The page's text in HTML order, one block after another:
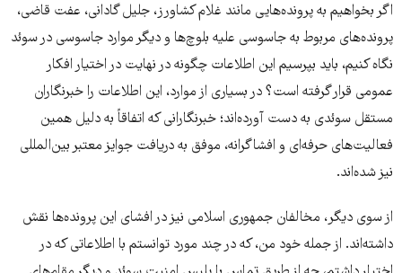
اگر بخواهیم به پرونده‌هایی مانند غلام کشاورز، جلیل گادانی، عفت قاضی،
پرونده‌های مربوط به جاسوسی علیه بلوچ‌ها و دیگر موارد جاسوسی در سوئد
نگاه کنیم، باید بپرسیم این اطلاعات چگونه در نهایت در اختیار افکار
عمومی قرار گرفته است؟ در بسیاری از موارد، این اطلاعات را خبرنگاران
مستقل سوئدی به دست آورده‌اند؛ خبرنگارانی که اتفاقاً به دلیل همین
فعالیت‌های حرفه‌ای و افشاگرانه، موفق به دریافت جوایز معتبر بین‌المللی
نیز شده‌اند.
از سوی دیگر، مخالفان جمهوری اسلامی نیز در افشای این پرونده‌ها نقش
داشته‌اند. از جمله خود من، که در چند مورد توانستم با اطلاعاتی که در